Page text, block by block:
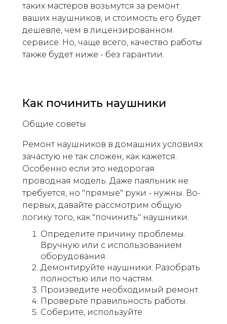
таких мастеров возьмутся за ремонт
ваших наушников, и стоимость его будет
дешевле, чем в лицензированном
сервисе. Но, чаще всего, качество работы
также будет ниже - без гарантии.
Как починить наушники
Общие советы
Ремонт наушников в домашних условиях
зачастую не так сложен, как кажется.
Особенно если это недорогая
проводная модель. Даже паяльник не
требуется, но "прямые" руки - нужны. Во-
первых, давайте рассмотрим общую
логику того, как "починить" наушники.
Определите причину проблемы.
Вручную или с использованием
оборудования.
Демонтируйте наушники. Разобрать
полностью или по частям.
Произведите необходимый ремонт.
Проверьте правильность работы.
Соберите, используйте.